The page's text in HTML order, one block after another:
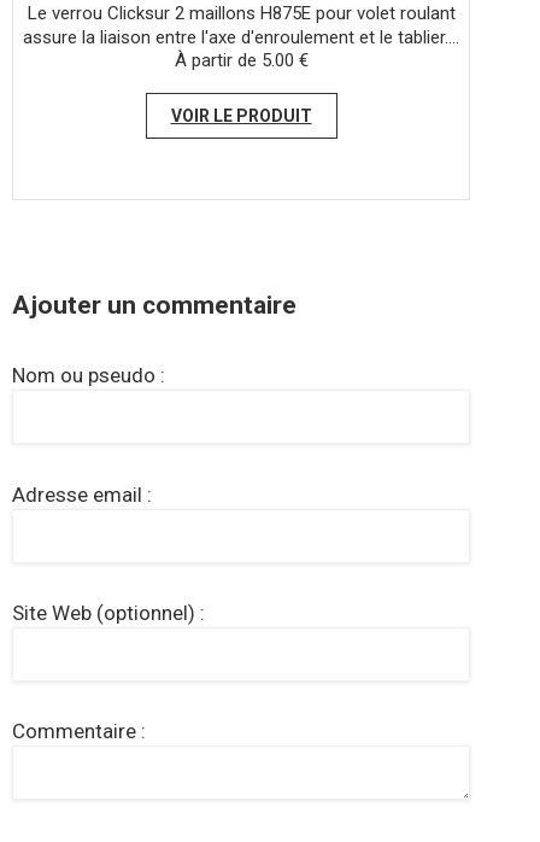
Le verrou Clicksur 2 maillons H875E pour volet roulant
assure la liaison entre l'axe d'enroulement et le tablier....
À partir de 5.00 €
VOIR LE PRODUIT
Ajouter un commentaire
Nom ou pseudo :
Adresse email :
Site Web (optionnel) :
Commentaire :